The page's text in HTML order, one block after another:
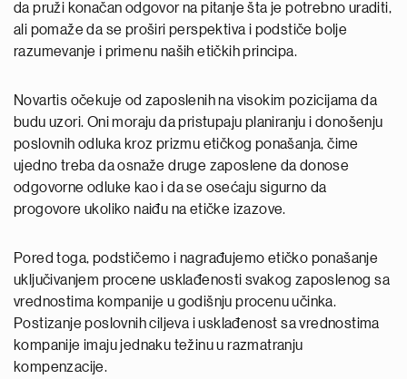
da pruži konačan odgovor na pitanje šta je potrebno uraditi,
ali pomaže da se proširi perspektiva i podstiče bolje
razumevanje i primenu naših etičkih principa.
Novartis očekuje od zaposlenih na visokim pozicijama da
budu uzori. Oni moraju da pristupaju planiranju i donošenju
poslovnih odluka kroz prizmu etičkog ponašanja, čime
ujedno treba da osnaže druge zaposlene da donose
odgovorne odluke kao i da se osećaju sigurno da
progovore ukoliko naiđu na etičke izazove.
Pored toga, podstičemo i nagrađujemo etičko ponašanje
uključivanjem procene usklađenosti svakog zaposlenog sa
vrednostima kompanije u godišnju procenu učinka.
Postizanje poslovnih ciljeva i usklađenost sa vrednostima
kompanije imaju jednaku težinu u razmatranju
kompenzacije.